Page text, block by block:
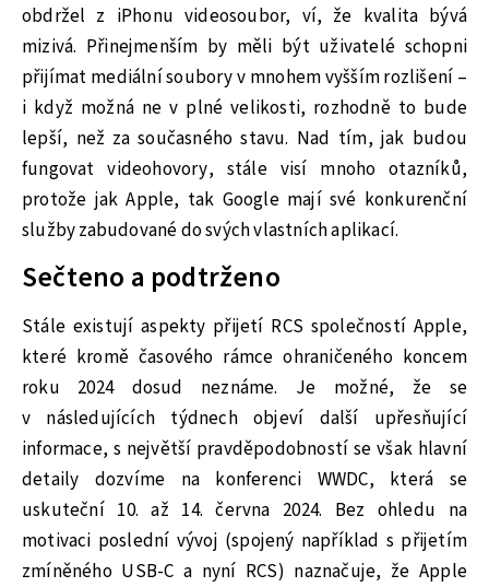
obdržel z iPhonu videosoubor, ví, že kvalita bývá
mizivá. Přinejmenším by měli být uživatelé schopni
přijímat mediální soubory v mnohem vyšším rozlišení –
i když možná ne v plné velikosti, rozhodně to bude
lepší, než za současného stavu. Nad tím, jak budou
fungovat videohovory, stále visí mnoho otazníků,
protože jak Apple, tak Google mají své konkurenční
služby zabudované do svých vlastních aplikací.
Sečteno a podtrženo
Stále existují aspekty přijetí RCS společností Apple,
které kromě časového rámce ohraničeného koncem
roku 2024 dosud neznáme. Je možné, že se
v následujících týdnech objeví další upřesňující
informace, s největší pravděpodobností se však hlavní
detaily dozvíme na konferenci WWDC, která se
uskuteční 10. až 14. června 2024. Bez ohledu na
motivaci poslední vývoj (spojený například s přijetím
zmíněného USB-C a nyní RCS) naznačuje, že Apple